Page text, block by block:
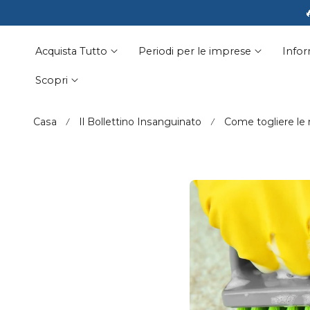
🩵
☀️ No
Acquista Tutto Periodi per le imprese
Scopri
Casa Il Bollettino Insanguinato Come togliere le